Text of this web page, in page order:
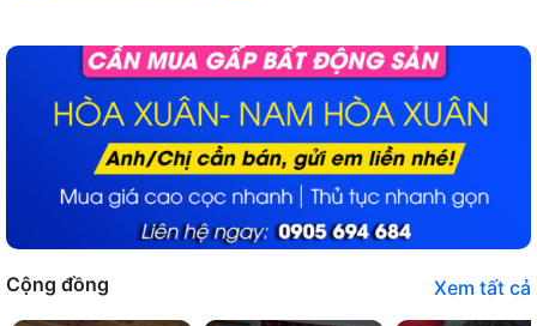
Cộng đồng Xem tất cả